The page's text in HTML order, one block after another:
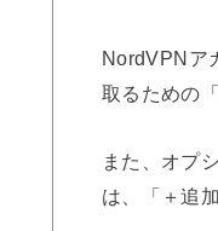
NordVPNア
取るための
また、オプ
は、「＋追